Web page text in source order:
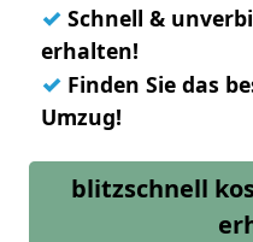
✓ Schnell &
erhalten!
✓ Finden Sie das
Umzug!
blitzschnell